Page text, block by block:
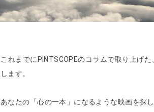
これまでにPINTSCOPEのコラムで取り上げ
します。
あなたの「心の一本」になるような映画を探